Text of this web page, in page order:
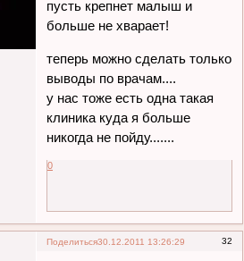
пусть крепнет малыш и
больше не хварает!
теперь можно сделать только
выводы по врачам....
у нас тоже есть одна такая
клиника куда я больше
никогда не пойду.......
0
Поделиться 32
30.12.2011 13:26:29